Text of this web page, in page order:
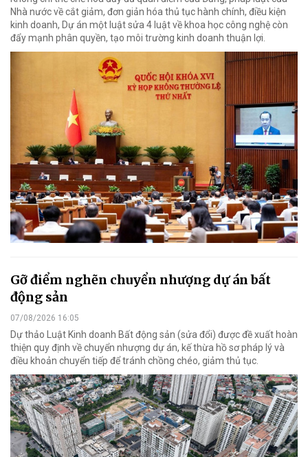
Nhà nước về cắt giảm, đơn giản hóa thủ tục hành chính, điều kiện
kinh doanh, Dự án một luật sửa 4 luật về khoa học công nghệ còn
đẩy mạnh phân quyền, tạo môi trường kinh doanh thuận lợi.
Gỡ điểm nghẽn chuyển nhượng dự án bất
động sản
07/08/2026 16:05
Dự thảo Luật Kinh doanh Bất động sản (sửa đổi) được đề xuất hoàn
thiện quy định về chuyển nhượng dự án, kế thừa hồ sơ pháp lý và
điều khoản chuyển tiếp để tránh chồng chéo, giảm thủ tục.